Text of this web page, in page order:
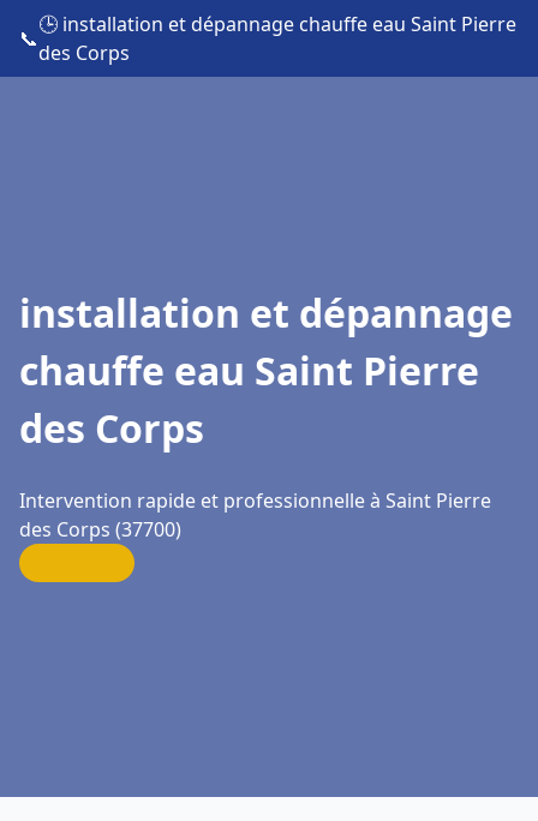
📞
🕒 installation et dépannage chauffe eau Saint Pierre
des Corps
installation et dépannage
chauffe eau Saint Pierre
des Corps
Intervention rapide et professionnelle à Saint Pierre
des Corps (37700)